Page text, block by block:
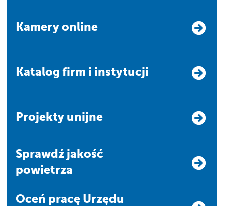
Kamery online
Katalog firm i instytucji
Projekty unijne
Sprawdź jakość
powietrza
Oceń pracę Urzędu